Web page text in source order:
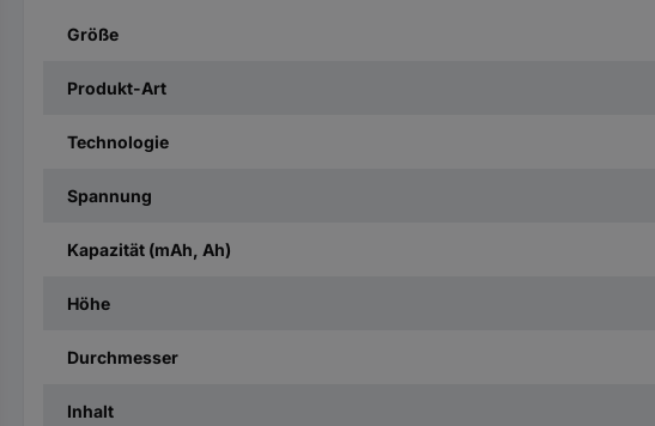
Größe
Produkt-Art
Technologie
Spannung
Kapazität (mAh, Ah)
Höhe
Durchmesser
Inhalt